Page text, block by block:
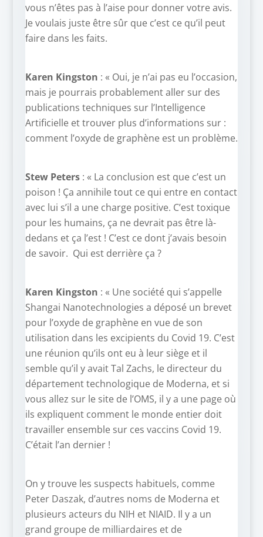
vous n’êtes pas à l’aise pour donner votre avis.
Je voulais juste être sûr que c’est ce qu’il peut
faire dans les faits.
Karen Kingston : « Oui, je n’ai pas eu l’occasion,
mais je pourrais probablement aller sur des
publications techniques sur l’Intelligence
Artificielle et trouver plus d’informations sur :
comment l’oxyde de graphène est un problème.
Stew Peters: « La conclusion est que c’est un
poison ! Ça annihile tout ce qui entre en contact
avec lui s’il a une charge positive. C’est toxique
pour les humains, ça ne devrait pas être là-
dedans et ça l’est ! C’est ce dont j’avais besoin
de savoir. Qui est derrière ça ?
Karen Kingston : « Une société qui s’appelle
Shangai Nanotechnologies a déposé un brevet
pour l’oxyde de graphène en vue de son
utilisation dans les excipients du Covid 19. C’est
une réunion qu’ils ont eu à leur siège et il
semble qu’il y avait Tal Zachs, le directeur du
département technologique de Moderna, et si
vous allez sur le site de l’OMS, il y a une page où
ils expliquent comment le monde entier doit
travailler ensemble sur ces vaccins Covid 19.
C’était l’an dernier !
On y trouve les suspects habituels, comme
Peter Daszak, d’autres noms de Moderna et
plusieurs acteurs du NIH et NIAID. Il y a un
grand groupe de milliardaires et de